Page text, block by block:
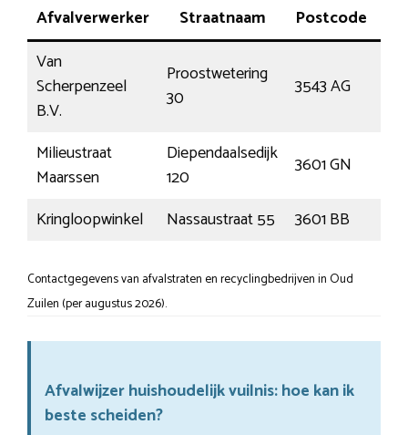
Afvalverwerker Straatnaam Postcode
Van
Scherpenzeel
B.V.
Proostwetering
30
3543 AG
Milieustraat
Maarssen
Diependaalsedijk
120
3601 GN
Kringloopwinkel
Nassaustraat 55 3601 BB
Contactgegevens van afvalstraten en recyclingbedrijven in Oud
Zuilen (per augustus 2026).
Afvalwijzer huishoudelijk vuilnis: hoe kan ik
beste scheiden?